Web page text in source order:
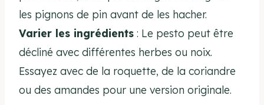
les pignons de pin avant de les hacher.
Varier les ingrédients : Le pesto peut être
décliné avec différentes herbes ou noix.
Essayez avec de la roquette, de la coriandre
ou des amandes pour une version originale.